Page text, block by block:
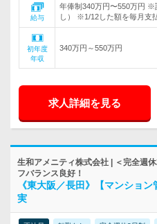
給与
年俸制340万円〜550万円 ※
し） ※1/12した額を毎月支
初年度
年収
340万円～550万円
求人詳細を見る
生和アメニティ株式会社 | ＜完全週
フバランス良好！
《東大阪／長田》【マンショ
実